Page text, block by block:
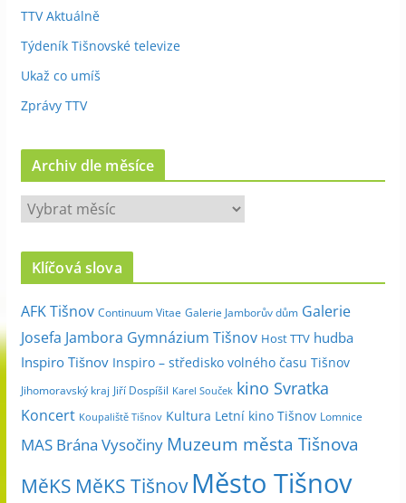
TTV Aktuálně
Týdeník Tišnovské televize
Ukaž co umíš
Zprávy TTV
Archiv dle měsíce
A
c
v
d
l
e
m
s
í
Klíčová slova
AFK Tišnov Continuum Vitae Galerie Jamborův dům Galerie
Josefa Jambora Gymnázium Tišnov Host TTV hudba
Inspiro Tišnov Inspiro – středisko volného času Tišnov
Jihomoravský kraj Jiří Dospíšil Karel Souček kino Svratka
Koncert Koupaliště Tišnov Kultura Letní kino Tišnov Lomnice
MAS Brána Vysočiny Muzeum města Tišnova
MěKS MěKS Tišnov Město Tišnov